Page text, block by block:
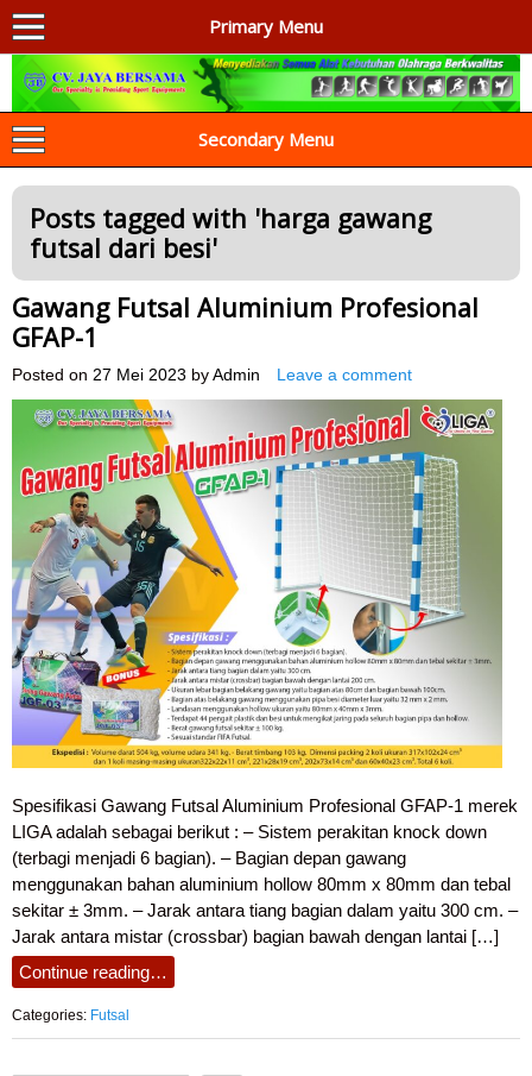
Primary Menu
AGEN ALAT OLAHRAGA
Menyediakan Alat Olahraga Terlengkap di Indonesia
Secondary Menu
Posts tagged with 'harga gawang
futsal dari besi'
Gawang Futsal Aluminium Profesional
GFAP-1
Posted on 27 Mei 2023 by Admin Leave a comment
Spesifikasi Gawang Futsal Aluminium Profesional GFAP-1 merek
LIGA adalah sebagai berikut : – Sistem perakitan knock down
(terbagi menjadi 6 bagian). – Bagian depan gawang
menggunakan bahan aluminium hollow 80mm x 80mm dan tebal
sekitar ± 3mm. – Jarak antara tiang bagian dalam yaitu 300 cm. –
Jarak antara mistar (crossbar) bagian bawah dengan lantai […]
Continue reading…
Categories: Futsal